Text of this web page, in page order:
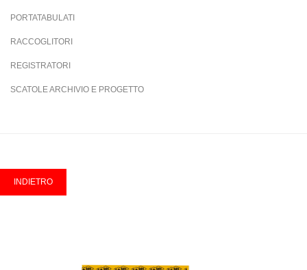
PORTATABULATI
RACCOGLITORI
REGISTRATORI
SCATOLE ARCHIVIO E PROGETTO